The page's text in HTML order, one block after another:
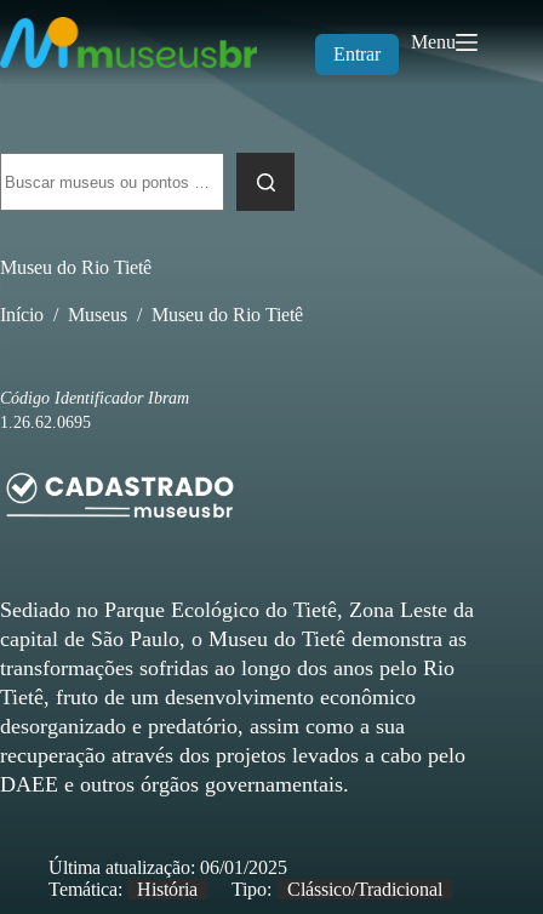
para
o
conteúdo
Entrar
Menu
resultados
Museu do Rio Tietê
Início / Museus / Museu do Rio Tietê
Código Identificador Ibram
1.26.62.0695
Sediado no Parque Ecológico do Tietê, Zona Leste da
capital de São Paulo, o Museu do Tietê demonstra as
transformações sofridas ao longo dos anos pelo Rio
Tietê, fruto de um desenvolvimento econômico
desorganizado e predatório, assim como a sua
recuperação através dos projetos levados a cabo pelo
DAEE e outros órgãos governamentais.
Última atualização: 06/01/2025
Temática:
História Tipo: Clássico/Tradicional